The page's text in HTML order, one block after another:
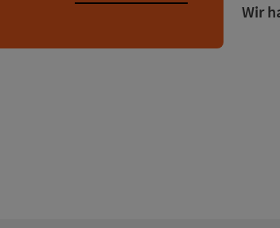
Wir